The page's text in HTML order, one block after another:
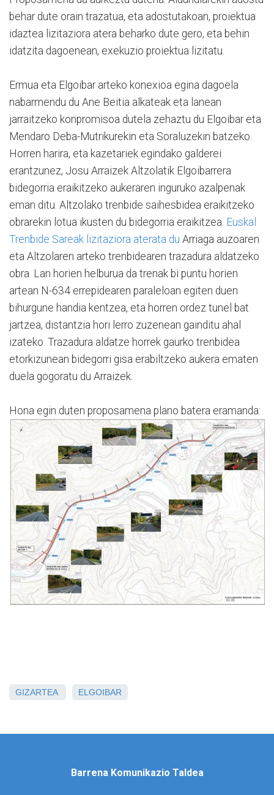
behar dute orain trazatua, eta adostutakoan, proiektua
idaztea lizitaziora atera beharko dute gero, eta behin
idatzita dagoenean, exekuzio proiektua lizitatu.
Ermua eta Elgoibar arteko konexioa egina dagoela
nabarmendu du Ane Beitia alkateak eta lanean
jarraitzeko konpromisoa dutela zehaztu du Elgoibar eta
Mendaro Deba-Mutrikurekin eta Soraluzekin batzeko.
Horren harira, eta kazetariek egindako galderei
erantzunez, Josu Arraizek Altzolatik Elgoibarrera
bidegorria eraikitzeko aukeraren inguruko azalpenak
eman ditu. Altzolako trenbide saihesbidea eraikitzeko
obrarekin lotua ikusten du bidegorria eraikitzea. Euskal
Trenbide Sareak lizitaziora aterata du Arriaga auzoaren
eta Altzolaren arteko trenbidearen trazadura aldatzeko
obra. Lan horien helburua da trenak bi puntu horien
artean N-634 errepidearen paraleloan egiten duen
bihurgune handia kentzea, eta horren ordez tunel bat
jartzea, distantzia hori lerro zuzenean gainditu ahal
izateko. Trazadura aldatze horrek gaurko trenbidea
etorkizunean bidegorri gisa erabiltzeko aukera ematen
duela gogoratu du Arraizek.
Hona egin duten proposamena plano batera eramanda:
GIZARTEA ELGOIBAR
Barrena Komunikazio Taldea